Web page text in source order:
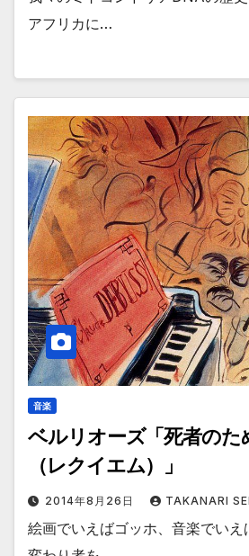
アフリカに…
音楽
ベルリオーズ「死者のた
（レクイエム）」
2014年8月26日 TAKANARI
絵画でいえばゴッホ、音楽でいえ